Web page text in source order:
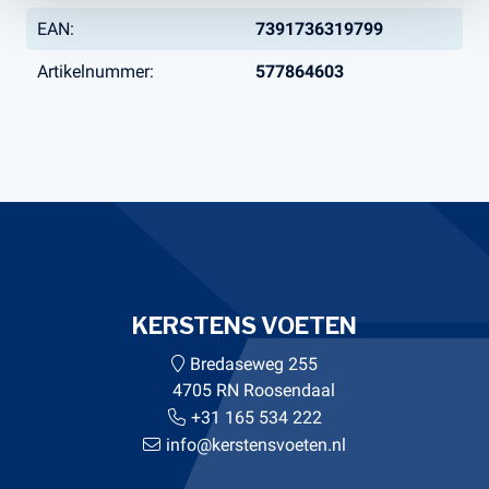
EAN: 7391736319799
Artikelnummer: 577864603
KERSTENS VOETEN
Bredaseweg 255
4705 RN Roosendaal
+31 165 534 222
info@kerstensvoeten.nl